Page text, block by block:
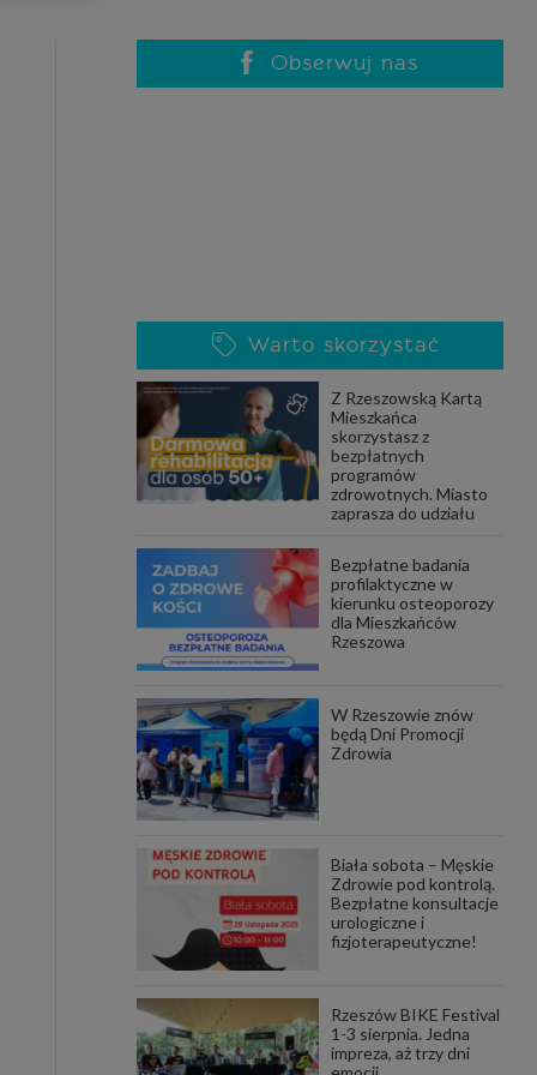
nie
w
nasi
się
w
Aby
w
gdy
do
Obserwuj nas
Warto skorzystać
Z Rzeszowską Kartą
Mieszkańca
skorzystasz z
bezpłatnych
programów
zdrowotnych. Miasto
zaprasza do udziału
Bezpłatne badania
profilaktyczne w
kierunku osteoporozy
dla Mieszkańców
Rzeszowa
W Rzeszowie znów
będą Dni Promocji
Zdrowia
Biała sobota – Męskie
Zdrowie pod kontrolą.
Bezpłatne konsultacje
urologiczne i
fizjoterapeutyczne!
Rzeszów BIKE Festival
1-3 sierpnia. Jedna
impreza, aż trzy dni